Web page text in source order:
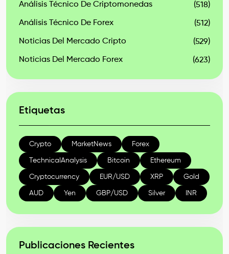
Análisis Técnico De Criptomonedas (518)
Análisis Técnico De Forex (512)
Noticias Del Mercado Cripto (529)
Noticias Del Mercado Forex (623)
Etiquetas
Crypto MarketNews Forex
TechnicalAnalysis Bitcoin Ethereum
Cryptocurrency EUR/USD XRP Gold
AUD Yen GBP/USD Silver INR
Publicaciones Recientes